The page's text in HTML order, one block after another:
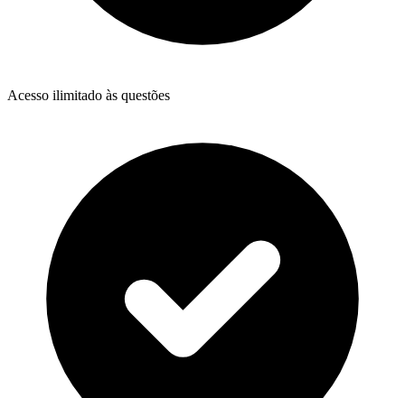
Acesso ilimitado às questões